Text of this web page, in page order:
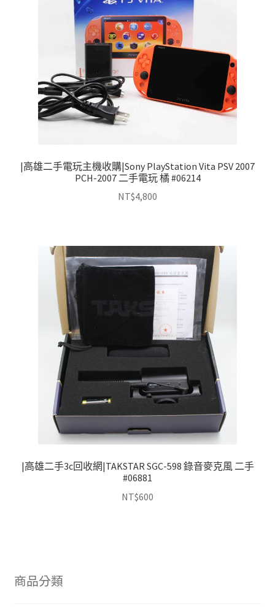
|高雄二手電玩主機收購|Sony PlayStation Vita PSV 2007
PCH-2007 二手電玩 橘 #06214
NT$4,800
|高雄二手3c回收網|TAKSTAR SGC-598 錄音麥克風 二手
#06881
NT$600
商品分類